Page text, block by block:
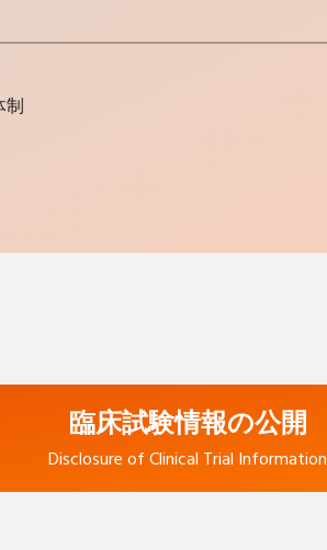
臨床試験情報の公開
Disclosure of Clinical Trial Information